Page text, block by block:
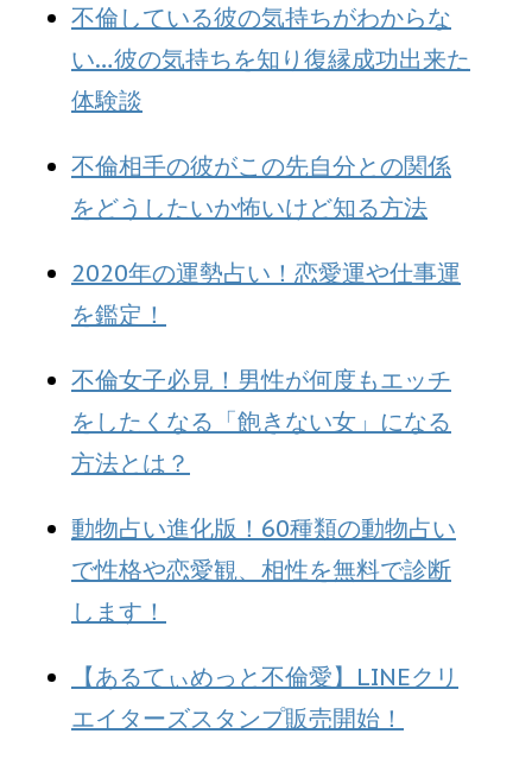
不倫している彼の気持ちがわからな
い…彼の気持ちを知り復縁成功出来た
体験談
不倫相手の彼がこの先自分との関係
をどうしたいか怖いけど知る方法
2020年の運勢占い！恋愛運や仕事運
を鑑定！
不倫女子必見！男性が何度もエッチ
をしたくなる「飽きない女」になる
方法とは？
動物占い進化版！60種類の動物占い
で性格や恋愛観、相性を無料で診断
します！
【あるてぃめっと不倫愛】LINEクリ
エイターズスタンプ販売開始！